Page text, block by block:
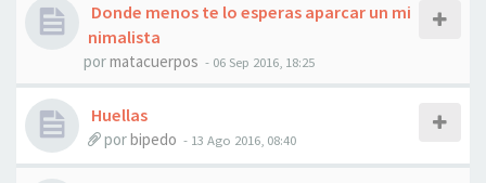
Donde menos te lo esperas aparcar un mi
nimalista
pormatacuerpos - 06 Sep 2016, 18:25
Huellas
porbipedo - 13 Ago 2016, 08:40